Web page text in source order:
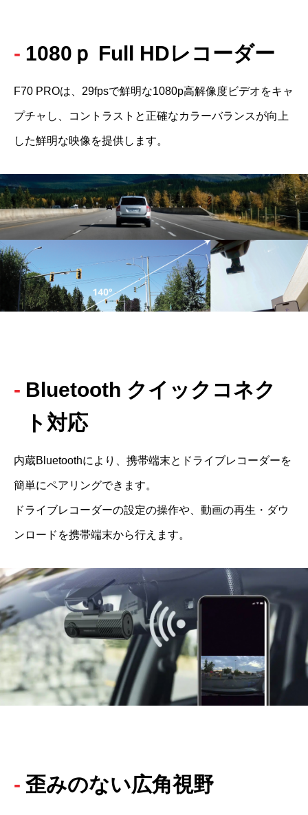
1080ｐ Full HDレコーダー
F70 PROは、29fpsで鮮明な1080p高解像度ビデオをキャ
プチャし、コントラストと正確なカラーバランスが向上
した鮮明な映像を提供します。
Bluetooth クイックコネク
ト対応
内蔵Bluetoothにより、携帯端末とドライブレコーダーを
簡単にペアリングできます。
ドライブレコーダーの設定の操作や、動画の再生・ダウ
ンロードを携帯端末から行えます。
歪みのない広角視野